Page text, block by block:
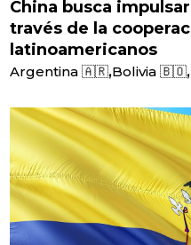
China busca
través de la
latinoamericanos
Argentina 🇦🇷,Bolivia 🇧🇴,